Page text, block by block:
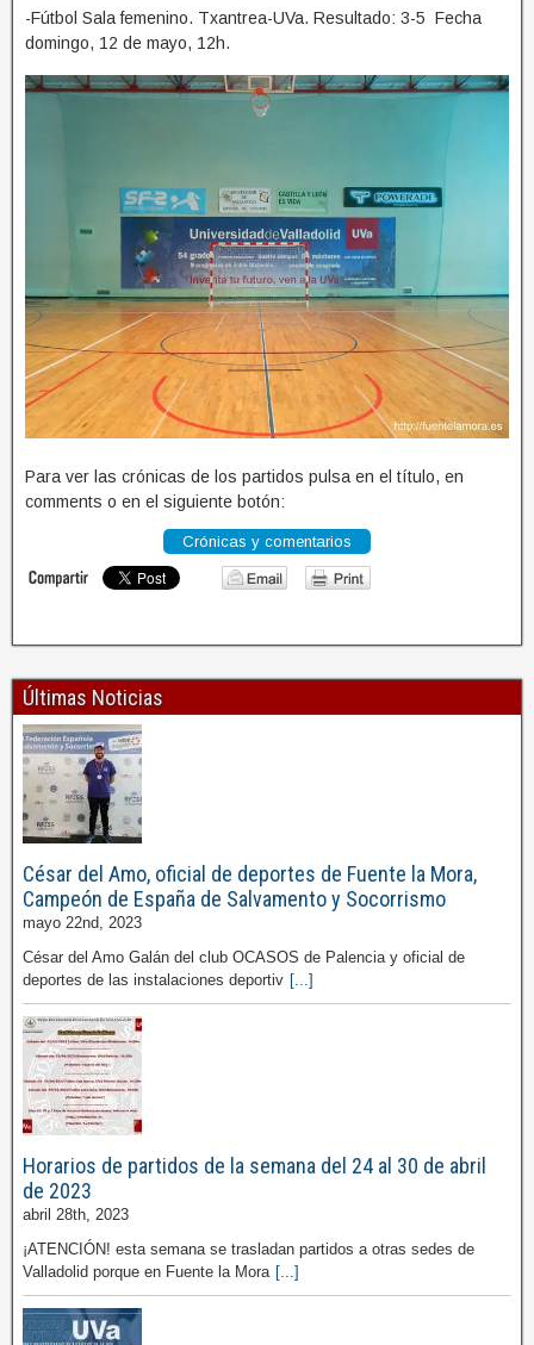
-Fútbol Sala femenino. Txantrea-UVa. Resultado: 3-5 Fecha
domingo, 12 de mayo, 12h.
Para ver las crónicas de los partidos pulsa en el título, en
comments o en el siguiente botón:
Crónicas y comentarios
Últimas Noticias
César del Amo, oficial de deportes de Fuente la Mora,
Campeón de España de Salvamento y Socorrismo
mayo 22nd, 2023
César del Amo Galán del club OCASOS de Palencia y oficial de
deportes de las instalaciones deportiv [...]
Horarios de partidos de la semana del 24 al 30 de abril
de 2023
abril 28th, 2023
¡ATENCIÓN! esta semana se trasladan partidos a otras sedes de
Valladolid porque en Fuente la Mora [...]